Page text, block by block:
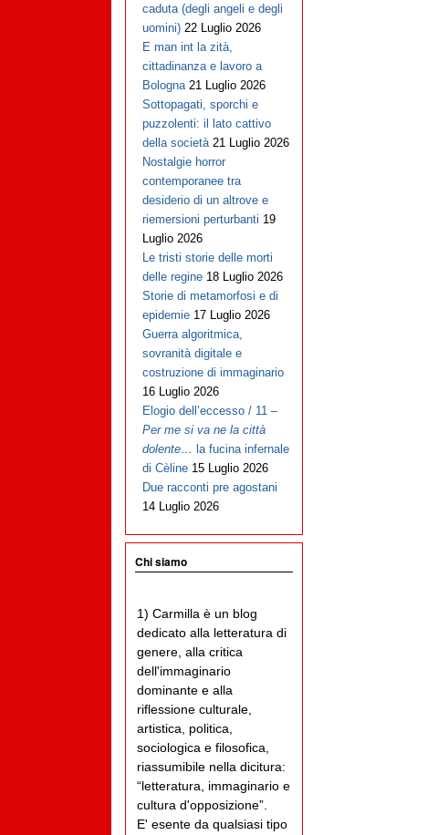
caduta (degli angeli e degli
uomini) 22 Luglio 2026
E man int la zità,
cittadinanza e lavoro a
Bologna 21 Luglio 2026
Sottopagati, sporchi e
puzzolenti: il lato cattivo
della società 21 Luglio 2026
Nostalgie horror
contemporanee tra
desiderio di un altrove e
riemersioni perturbanti 19
Luglio 2026
Le tristi storie delle morti
delle regine 18 Luglio 2026
Storie di metamorfosi e di
epidemie 17 Luglio 2026
Guerra algoritmica,
sovranità digitale e
costruzione di immaginario
16 Luglio 2026
Elogio dell’eccesso / 11 –
Per me si va ne la città
dolente… la fucina infernale
di Cèline 15 Luglio 2026
Due racconti pre agostani
14 Luglio 2026
Chi siamo
1) Carmilla è un blog
dedicato alla letteratura di
genere, alla critica
dell'immaginario
dominante e alla
riflessione culturale,
artistica, politica,
sociologica e filosofica,
riassumibile nella dicitura:
“letteratura, immaginario e
cultura d'opposizione”.
E' esente da qualsiasi tipo